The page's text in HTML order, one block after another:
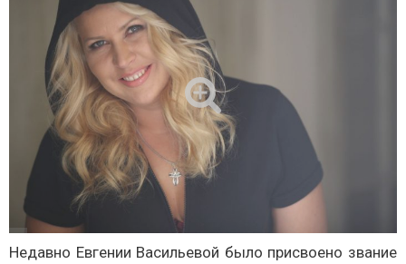
Недавно Евгении Васильевой было присвоено звание